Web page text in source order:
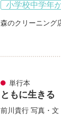
小学校中学年
森のクリーニング
単行本
ともに生き
前川貴行 写真・文